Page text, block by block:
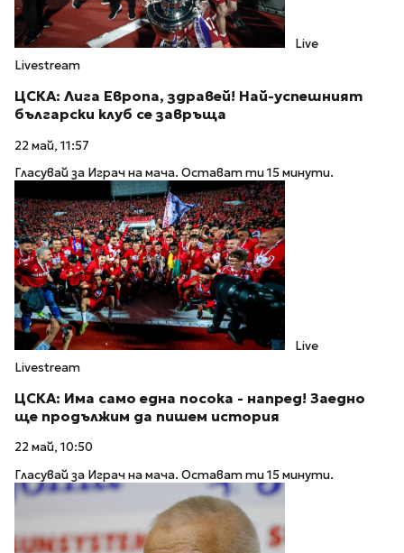
Live
Livestream
ЦСКА: Лига Европа, здравей! Най-успешният
български клуб се завръща
22 май, 11:57
Гласувай за Играч на мача. Остават ти 15 минути.
Live
Livestream
ЦСКА: Има само една посока - напред! Заедно
ще продължим да пишем история
22 май, 10:50
Гласувай за Играч на мача. Остават ти 15 минути.